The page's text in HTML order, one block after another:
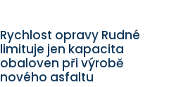
Rychlost opravy Rudné
limituje jen kapacita
obaloven při výrobě
nového asfaltu